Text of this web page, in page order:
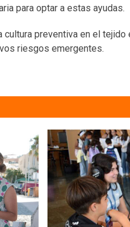
para optar a estas ayudas.
preventiva en el
riesgos emergentes.